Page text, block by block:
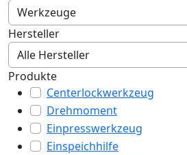
Hersteller
Produkte
Centerlockwerkzeug
Drehmoment
Einpresswerkzeug
Einspeichhilfe